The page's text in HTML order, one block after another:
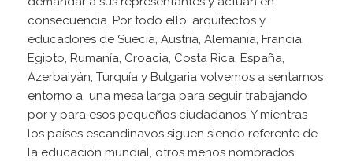
consecuencia. Por todo ello, arquitectos y
educadores de Suecia, Austria, Alemania, Francia,
Egipto, Rumanía, Croacia, Costa Rica, España,
Azerbaiyán, Turquía y Bulgaria volvemos a sentarnos
entorno a una mesa larga para seguir trabajando
por y para esos pequeños ciudadanos. Y mientras
los países escandinavos siguen siendo referente de
la educación mundial, otros menos nombrados